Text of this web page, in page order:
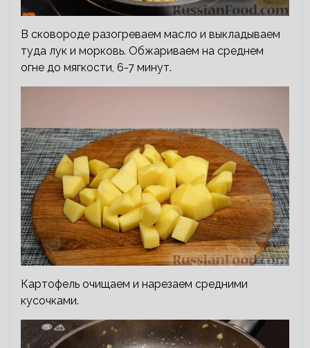
В сковороде разогреваем масло и выкладываем
туда лук и морковь. Обжариваем на среднем
огне до мягкости, 6-7 минут.
Картофель очищаем и нарезаем средними
кусочками.